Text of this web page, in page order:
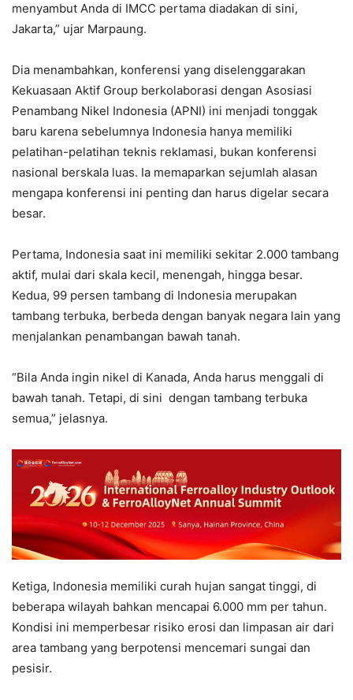
menyambut Anda di IMCC pertama diadakan di sini,
Jakarta,” ujar Marpaung.
Dia menambahkan, konferensi yang diselenggarakan
Kekuasaan Aktif Group berkolaborasi dengan Asosiasi
Penambang Nikel Indonesia (APNI) ini menjadi tonggak
baru karena sebelumnya Indonesia hanya memiliki
pelatihan-pelatihan teknis reklamasi, bukan konferensi
nasional berskala luas. Ia memaparkan sejumlah alasan
mengapa konferensi ini penting dan harus digelar secara
besar.
Pertama, Indonesia saat ini memiliki sekitar 2.000 tambang
aktif, mulai dari skala kecil, menengah, hingga besar.
Kedua, 99 persen tambang di Indonesia merupakan
tambang terbuka, berbeda dengan banyak negara lain yang
menjalankan penambangan bawah tanah.
“Bila Anda ingin nikel di Kanada, Anda harus menggali di
bawah tanah. Tetapi, di sini dengan tambang terbuka
semua,” jelasnya.
Ketiga, Indonesia memiliki curah hujan sangat tinggi, di
beberapa wilayah bahkan mencapai 6.000 mm per tahun.
Kondisi ini memperbesar risiko erosi dan limpasan air dari
area tambang yang berpotensi mencemari sungai dan
pesisir.